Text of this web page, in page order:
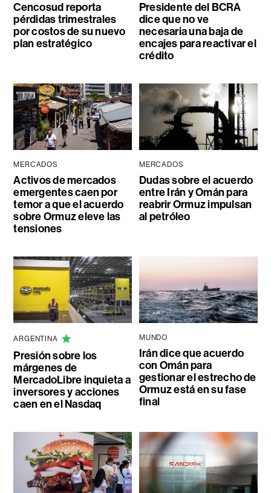
Cencosud reporta
pérdidas trimestrales
por costos de su nuevo
plan estratégico
Presidente del BCRA
dice que no ve
necesaria una baja de
encajes para reactivar el
crédito
MERCADOS
Activos de mercados
emergentes caen por
temor a que el acuerdo
sobre Ormuz eleve las
tensiones
MERCADOS
Dudas sobre el acuerdo
entre Irán y Omán para
reabrir Ormuz impulsan
al petróleo
ARGENTINA
Presión sobre los
márgenes de
MercadoLibre inquieta a
inversores y acciones
caen en el Nasdaq
MUNDO
Irán dice que acuerdo
con Omán para
gestionar el estrecho de
Ormuz está en su fase
final